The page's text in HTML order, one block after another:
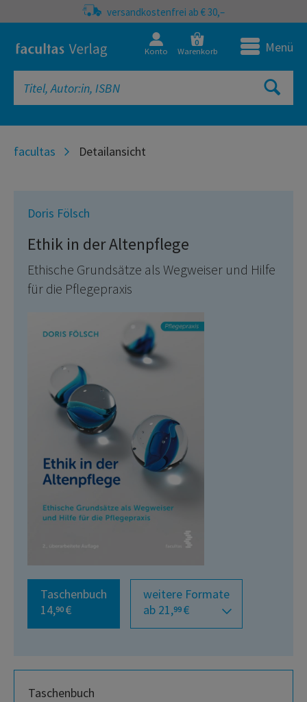
versandkostenfrei ab € 30,–
Konto
0
Warenkorb Menü
facultas Detailansicht
Doris Fölsch
Ethik in der Altenpflege
Ethische Grundsätze als Wegweiser und Hilfe
für die Pflegepraxis
Taschenbuch
14,90 €
weitere Formate
ab 21,99 €
Taschenbuch